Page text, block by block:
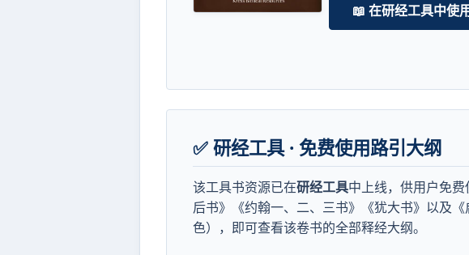
📖 在研经工具中使
✅ 研经工具 · 免费使用路引大纲
该工具书资源已在研经工具中上线，供用户免
后书》《约翰一、二、三书》《犹大书》以及
色），即可查看该卷书的全部释经大纲。